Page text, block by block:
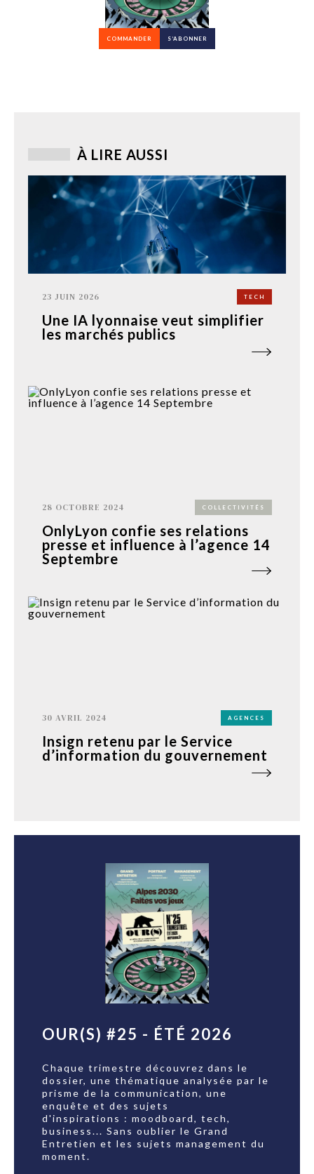
COMMANDER S’ABONNER
À LIRE AUSSI
23 JUIN 2026 TECH
Une IA lyonnaise veut simplifier
les marchés publics
28 OCTOBRE 2024 COLLECTIVITÉS
OnlyLyon confie ses relations
presse et influence à l’agence 14
Septembre
30 AVRIL 2024 AGENCES
Insign retenu par le Service
d’information du gouvernement
OUR(S) #25 - ÉTÉ 2026
Chaque trimestre découvrez dans le
dossier, une thématique analysée par le
prisme de la communication, une
enquête et des sujets
d'inspirations : moodboard, tech,
business... Sans oublier le Grand
Entretien et les sujets management du
moment.